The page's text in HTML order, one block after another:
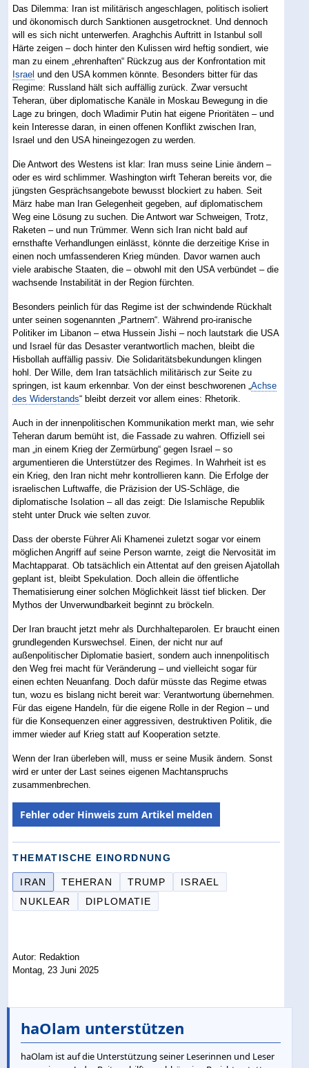
Das Dilemma: Iran ist militärisch angeschlagen, politisch isoliert
und ökonomisch durch Sanktionen ausgetrocknet. Und dennoch
will es sich nicht unterwerfen. Araghchis Auftritt in Istanbul soll
Härte zeigen – doch hinter den Kulissen wird heftig sondiert, wie
man zu einem „ehrenhaften“ Rückzug aus der Konfrontation mit
Israel und den USA kommen könnte. Besonders bitter für das
Regime: Russland hält sich auffällig zurück. Zwar versucht
Teheran, über diplomatische Kanäle in Moskau Bewegung in die
Lage zu bringen, doch Wladimir Putin hat eigene Prioritäten – und
kein Interesse daran, in einen offenen Konflikt zwischen Iran,
Israel und den USA hineingezogen zu werden.
Die Antwort des Westens ist klar: Iran muss seine Linie ändern –
oder es wird schlimmer. Washington wirft Teheran bereits vor, die
jüngsten Gesprächsangebote bewusst blockiert zu haben. Seit
März habe man Iran Gelegenheit gegeben, auf diplomatischem
Weg eine Lösung zu suchen. Die Antwort war Schweigen, Trotz,
Raketen – und nun Trümmer. Wenn sich Iran nicht bald auf
ernsthafte Verhandlungen einlässt, könnte die derzeitige Krise in
einen noch umfassenderen Krieg münden. Davor warnen auch
viele arabische Staaten, die – obwohl mit den USA verbündet – die
wachsende Instabilität in der Region fürchten.
Besonders peinlich für das Regime ist der schwindende Rückhalt
unter seinen sogenannten „Partnern“. Während pro-iranische
Politiker im Libanon – etwa Hussein Jishi – noch lautstark die USA
und Israel für das Desaster verantwortlich machen, bleibt die
Hisbollah auffällig passiv. Die Solidaritätsbekundungen klingen
hohl. Der Wille, dem Iran tatsächlich militärisch zur Seite zu
springen, ist kaum erkennbar. Von der einst beschworenen „Achse
des Widerstands“ bleibt derzeit vor allem eines: Rhetorik.
Auch in der innenpolitischen Kommunikation merkt man, wie sehr
Teheran darum bemüht ist, die Fassade zu wahren. Offiziell sei
man „in einem Krieg der Zermürbung“ gegen Israel – so
argumentieren die Unterstützer des Regimes. In Wahrheit ist es
ein Krieg, den Iran nicht mehr kontrollieren kann. Die Erfolge der
israelischen Luftwaffe, die Präzision der US-Schläge, die
diplomatische Isolation – all das zeigt: Die Islamische Republik
steht unter Druck wie selten zuvor.
Dass der oberste Führer Ali Khamenei zuletzt sogar vor einem
möglichen Angriff auf seine Person warnte, zeigt die Nervosität im
Machtapparat. Ob tatsächlich ein Attentat auf den greisen Ajatollah
geplant ist, bleibt Spekulation. Doch allein die öffentliche
Thematisierung einer solchen Möglichkeit lässt tief blicken. Der
Mythos der Unverwundbarkeit beginnt zu bröckeln.
Der Iran braucht jetzt mehr als Durchhalteparolen. Er braucht einen
grundlegenden Kurswechsel. Einen, der nicht nur auf
außenpolitischer Diplomatie basiert, sondern auch innenpolitisch
den Weg frei macht für Veränderung – und vielleicht sogar für
einen echten Neuanfang. Doch dafür müsste das Regime etwas
tun, wozu es bislang nicht bereit war: Verantwortung übernehmen.
Für das eigene Handeln, für die eigene Rolle in der Region – und
für die Konsequenzen einer aggressiven, destruktiven Politik, die
immer wieder auf Krieg statt auf Kooperation setzte.
Wenn der Iran überleben will, muss er seine Musik ändern. Sonst
wird er unter der Last seines eigenen Machtanspruchs
zusammenbrechen.
Fehler oder Hinweis zum Artikel melden
THEMATISCHE EINORDNUNG
IRAN TEHERAN TRUMP
ISRAEL
NUKLEAR
DIPLOMATIE
Autor: Redaktion
Montag, 23 Juni 2025
haOlam unterstützen
haOlam ist auf die Unterstützung seiner Leserinnen und Leser